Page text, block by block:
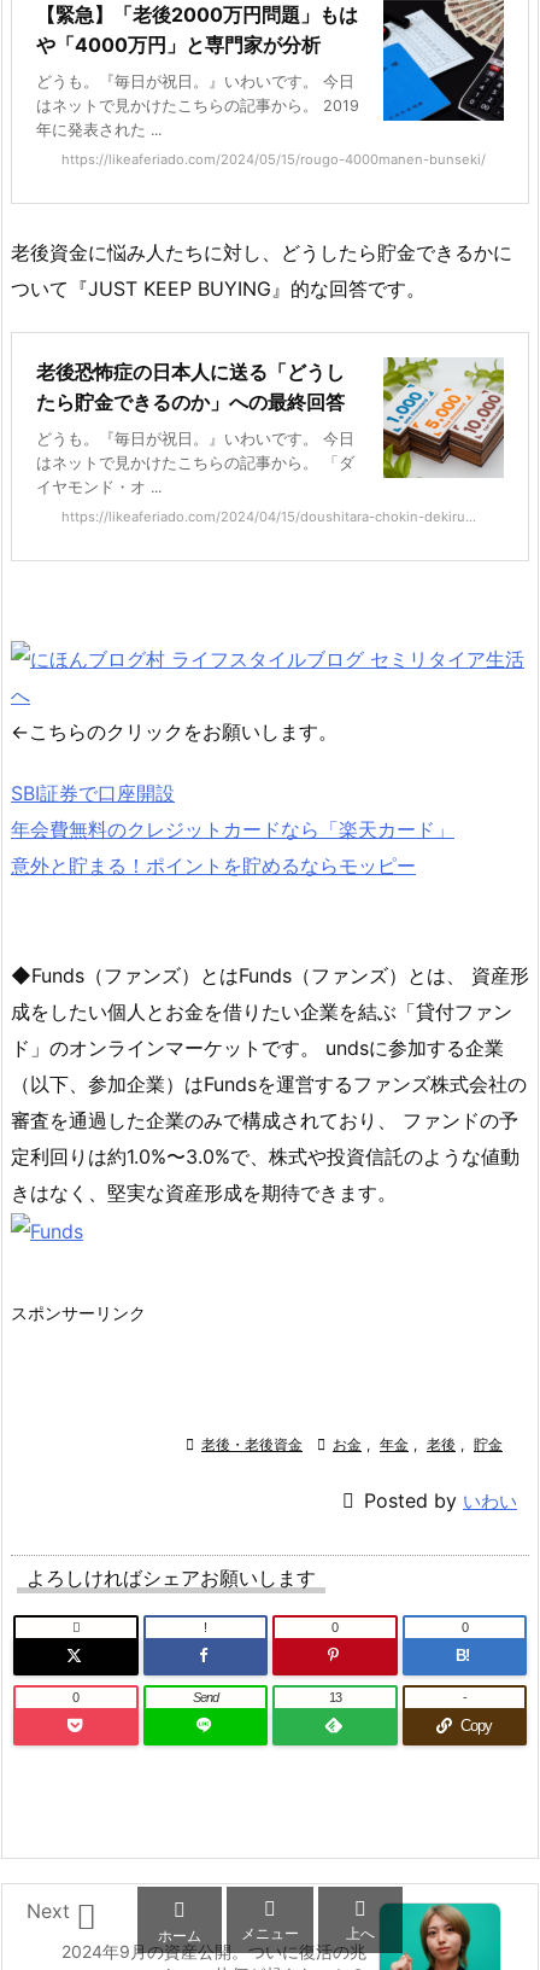
【緊急】「老後2000万円問題」もは
や「4000万円」と専門家が分析
どうも。『毎日が祝日。』いわいです。 今日
はネットで見かけたこちらの記事から。 2019
年に発表された ...
https://likeaferiado.com/2024/05/15/rougo-4000manen-bunseki/
老後資金に悩み人たちに対し、どうしたら貯金できるかに
ついて『JUST KEEP BUYING』的な回答です。
老後恐怖症の日本人に送る「どうし
たら貯金できるのか」への最終回答
どうも。『毎日が祝日。』いわいです。 今日
はネットで見かけたこちらの記事から。 「ダ
イヤモンド・オ ...
https://likeaferiado.com/2024/04/15/doushitara-chokin-dekiru...
←こちらのクリックをお願いします。
SBI証券で口座開設
年会費無料のクレジットカードなら「楽天カード」
意外と貯まる！ポイントを貯めるならモッピー
◆Funds（ファンズ）とはFunds（ファンズ）とは、 資産形
成をしたい個人とお金を借りたい企業を結ぶ「貸付ファン
ド」のオンラインマーケットです。 undsに参加する企業
（以下、参加企業）はFundsを運営するファンズ株式会社の
審査を通過した企業のみで構成されており、 ファンドの予
定利回りは約1.0%〜3.0%で、株式や投資信託のような値動
きはなく、堅実な資産形成を期待できます。
スポンサーリンク
 老後・老後資金  お金 , 年金 , 老後 , 貯金
 Posted by いわい
よろしければシェアお願いします
 ! 0
B!
0
0 Send 13
Copy
-
2024年9月の資産公開。ついに復活の兆

Next 
ホーム

メニュー

上へ